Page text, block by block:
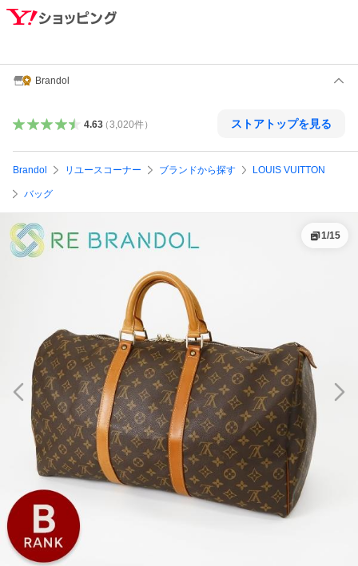
Brandol
4.63（3,020件） ストアトップを見る
Brandol リユースコーナー ブランドから探す LOUIS VUITTON
バッグ
1/15